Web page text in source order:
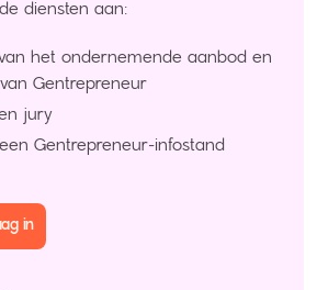
diensten aan:
het ondernemende aanbod en
Gentrepreneur
jury
Gentrepreneur-infostand
in